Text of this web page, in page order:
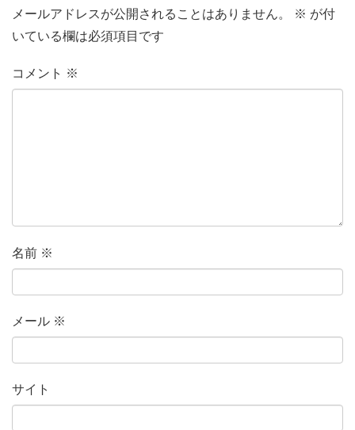
メールアドレスが公開されることはありません。 ※ が付
いている欄は必須項目です
コメント ※
名前 ※
メール ※
サイト